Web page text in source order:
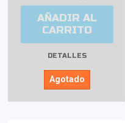
AÑADIR AL
CARRITO
DETALLES
Agotado